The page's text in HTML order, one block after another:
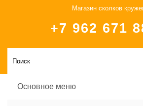
Магазин сколков
+7 962 671
Основное меню